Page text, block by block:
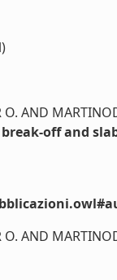
O. AND
off and
O. AND